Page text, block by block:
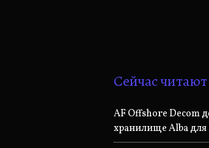
Сейчас читают
AF Offshore Decom
хранилище Alba